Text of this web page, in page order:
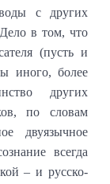
с других
в том, что
(пусть и
иного, более
других
по словам
двуязычное
всегда
– и русско-